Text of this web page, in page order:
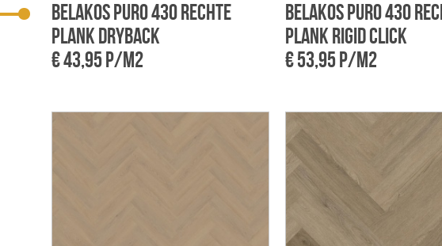
Belakos Puro 430 rechte
plank dryback
€ 43,95 p/m2
Belakos Puro 430
plank rigid click
€ 53,95 p/m2